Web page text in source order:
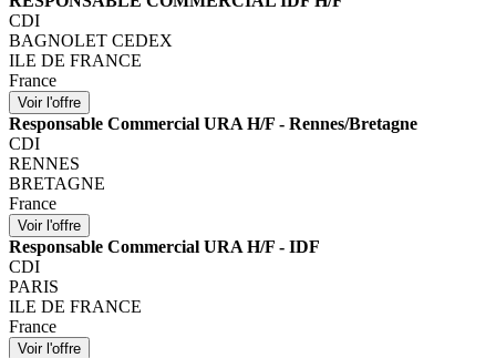
CDI
BAGNOLET CEDEX
ILE DE FRANCE
France
Responsable Commercial URA H/F - Rennes/Bretagne
CDI
RENNES
BRETAGNE
France
Responsable Commercial URA H/F - IDF
CDI
PARIS
ILE DE FRANCE
France